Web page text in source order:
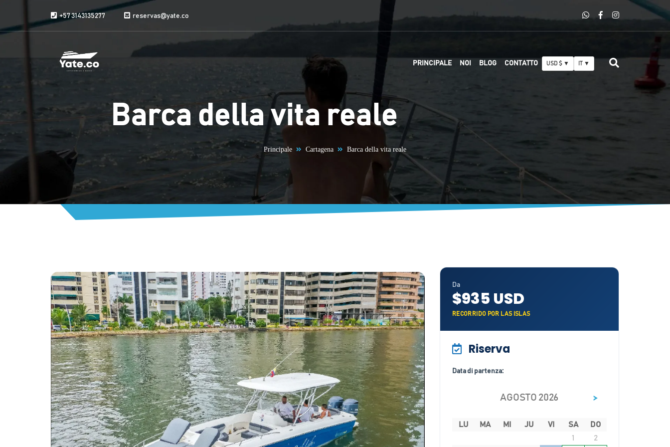
+57 3143135277 reservas@yate.co
PRINCIPALE NOI BLOG CONTATTO USD $ ▼ IT ▼
Barca della vita reale
Principale Cartagena Barca della vita reale
Da
$935 USD
RECORRIDO POR LAS ISLAS
Riserva
Data di partenza:
AGOSTO 2026 >
LU MA MI JU VI SA
DO
1
2